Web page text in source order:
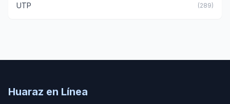
UTP (289)
Huaraz en Línea